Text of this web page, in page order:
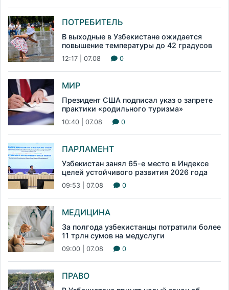
ПОТРЕБИТЕЛЬ
В выходные в Узбекистане ожидается
повышение температуры до 42 градусов
12:17 | 07.08 0
МИР
Президент США подписал указ о запрете
практики «родильного туризма»
10:40 | 07.08 0
ПАРЛАМЕНТ
Узбекистан занял 65-е место в Индексе
целей устойчивого развития 2026 года
09:53 | 07.08 0
МЕДИЦИНА
За полгода узбекистанцы потратили более
11 трлн сумов на медуслуги
09:00 | 07.08 0
ПРАВО